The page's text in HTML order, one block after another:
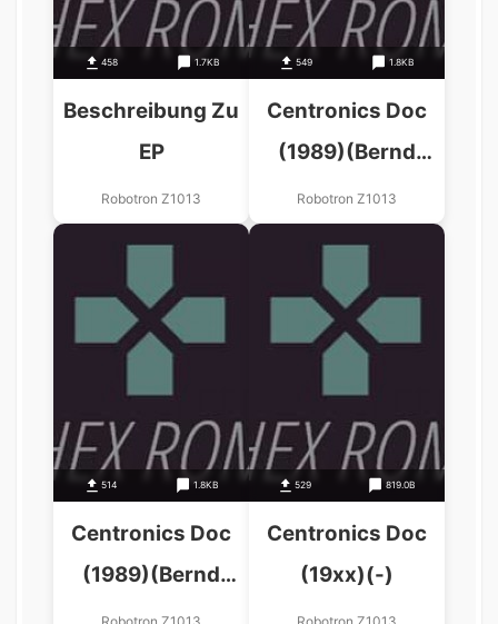
458 1.7KB
Beschreibung Zu
EP
Robotron Z1013
549 1.8KB
Centronics Doc
(1989)(Bernd
Koch)
Robotron Z1013
514 1.8KB
Centronics Doc
(1989)(Bernd
Koch)
529 819.0B
Centronics Doc
(19xx)(-)